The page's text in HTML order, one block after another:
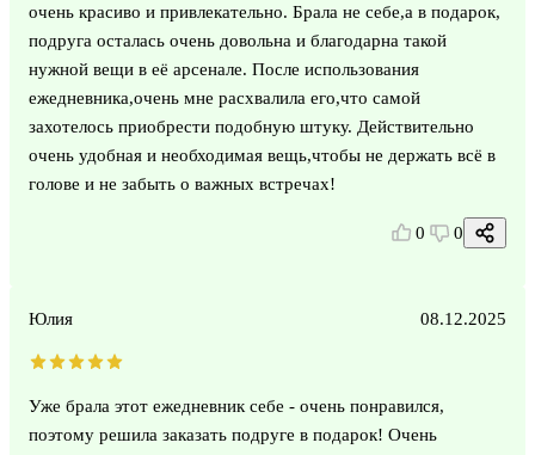
очень красиво и привлекательно. Брала не себе,а в подарок,
подруга осталась очень довольна и благодарна такой
нужной вещи в её арсенале. После использования
ежедневника,очень мне расхвалила его,что самой
захотелось приобрести подобную штуку. Действительно
очень удобная и необходимая вещь,чтобы не держать всё в
голове и не забыть о важных встречах!
0 0
Юлия 08.12.2025
Уже брала этот ежедневник себе - очень понравился,
поэтому решила заказать подруге в подарок! Очень